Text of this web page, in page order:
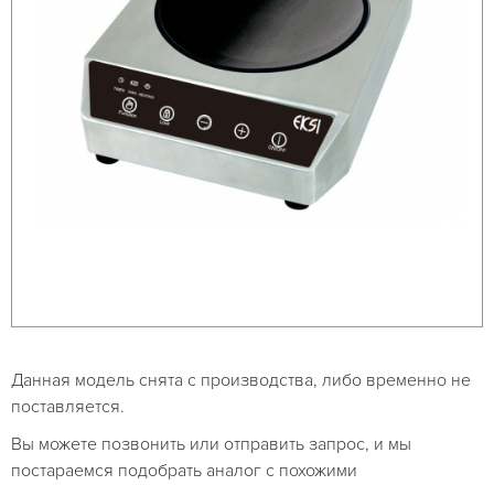
Данная модель снята с производства, либо временно не
поставляется.
Вы можете позвонить или отправить запрос, и мы
постараемся подобрать аналог с похожими